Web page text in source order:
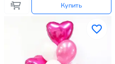
Купить